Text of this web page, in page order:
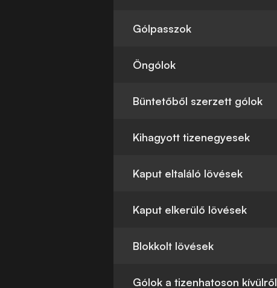
Gólpasszok
Öngólok
Büntetőből szerzett gólok
Kihagyott tizenegyesek
Kaput eltaláló lövések
Kaput elkerülő lövések
Blokkolt lövések
Gólok a tizenhatoson kívülről